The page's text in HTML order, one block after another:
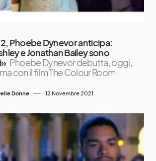
Phoebe Dynevor anticipa:
e Jonathan Bailey sono
Phoebe Dynevor debutta, oggi,
con il film The Colour Room
Donne 12 Novembre 2021